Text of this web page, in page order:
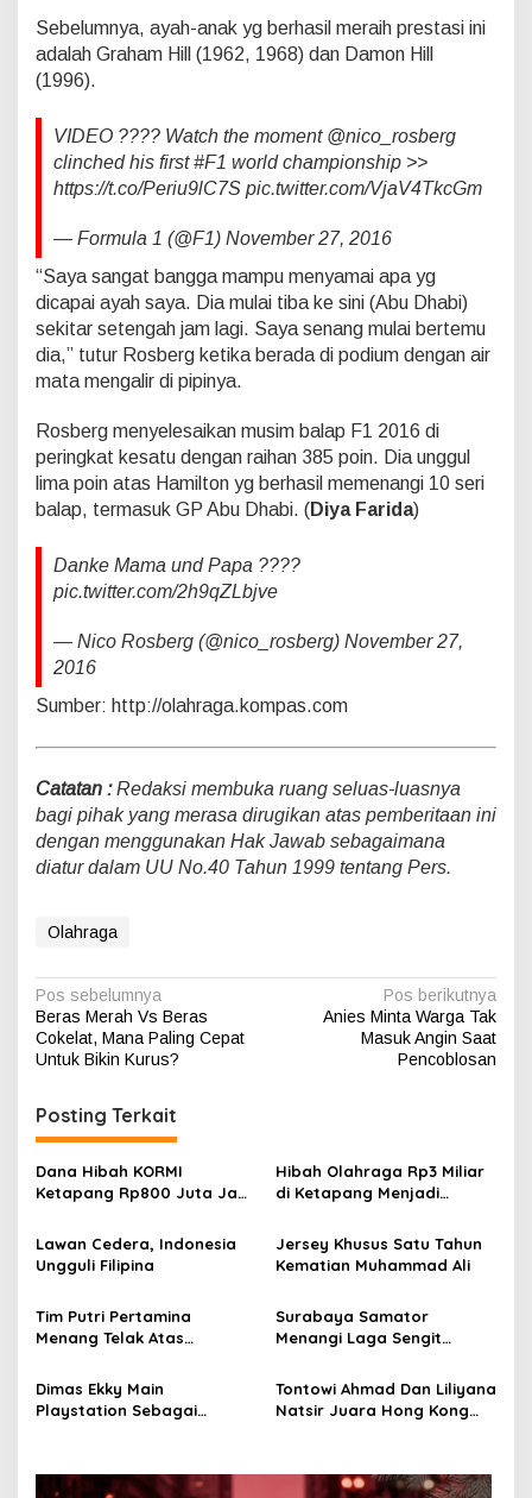
Sebelumnya, ayah-anak yg berhasil meraih prestasi ini
adalah Graham Hill (1962, 1968) dan Damon Hill
(1996).
VIDEO ???? Watch the moment @nico_rosberg
clinched his first #F1 world championship >>
https://t.co/Periu9lC7S pic.twitter.com/VjaV4TkcGm
— Formula 1 (@F1) November 27, 2016
“Saya sangat bangga mampu menyamai apa yg
dicapai ayah saya. Dia mulai tiba ke sini (Abu Dhabi)
sekitar setengah jam lagi. Saya senang mulai bertemu
dia,” tutur Rosberg ketika berada di podium dengan air
mata mengalir di pipinya.
Rosberg menyelesaikan musim balap F1 2016 di
peringkat kesatu dengan raihan 385 poin. Dia unggul
lima poin atas Hamilton yg berhasil memenangi 10 seri
balap, termasuk GP Abu Dhabi. (Diya Farida)
Danke Mama und Papa ????
pic.twitter.com/2h9qZLbjve
— Nico Rosberg (@nico_rosberg) November 27,
2016
Sumber: http://olahraga.kompas.com
Catatan :Redaksi membuka ruang seluas-luasnya
bagi pihak yang merasa dirugikan atas pemberitaan ini
dengan menggunakan Hak Jawab sebagaimana
diatur dalam UU No.40 Tahun 1999 tentang Pers.
Olahraga
N
a
v
i
g
a
s
i
p
s
Pos sebelumnya
Beras Merah Vs Beras
Cokelat, Mana Paling Cepat
Untuk Bikin Kurus?
Pos berikutnya
Anies Minta Warga Tak
Masuk Angin Saat
Pencoblosan
Posting Terkait
Dana Hibah KORMI
Ketapang Rp800 Juta Jadi
Hibah Olahraga Rp3 Miliar
di Ketapang Menjadi
Transparansi Jadi Kunci
Lawan Cedera, Indonesia
Ungguli Filipina
Jersey Khusus Satu Tahun
Kematian Muhammad Ali
Tim Putri Pertamina
Menang Telak Atas
Surabaya Samator
Menangi Laga Sengit
Sumsel
Dimas Ekky Main
Playstation Sebagai
Tontowi Ahmad Dan Liliyana
Natsir Juara Hong Kong